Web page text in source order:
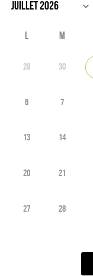
L M
29 30
6 7
13 14
20 21
27 28